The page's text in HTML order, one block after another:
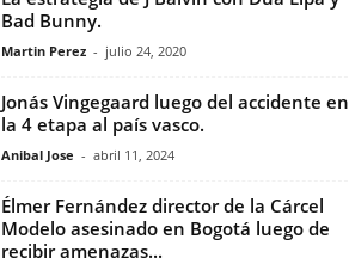
Bad Bunny.
Martin Perez - julio 24, 2020
Jonás Vingegaard luego del accidente en
la 4 etapa al país vasco.
Anibal Jose - abril 11, 2024
Élmer Fernández director de la Cárcel
Modelo asesinado en Bogotá luego de
recibir amenazas...